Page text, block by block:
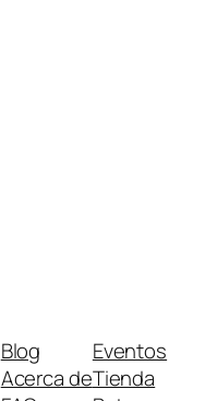
Blog
Acerca de
Eventos
Tienda